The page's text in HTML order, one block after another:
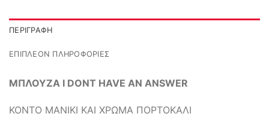
ΠΕΡΙΓΡΑΦΉ
ΕΠΙΠΛΈΟΝ ΠΛΗΡΟΦΟΡΊΕΣ
ΜΠΛΟΥΖΑ I DONT HAVE AN ANSWER
ΚΟΝΤΟ ΜΑΝΙΚΙ ΚΑΙ ΧΡΩΜΑ ΠΟΡΤΟΚΑΛΙ